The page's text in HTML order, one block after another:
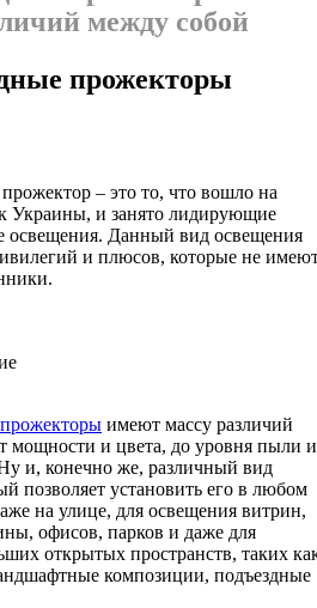
между собой
прожекторы
– это то, что вошло на
Украины, и занято лидирующие
освещения. Данный вид освещения
и плюсов, которые не
имеют массу различий
мощности и цвета, до уровня пыли и
и, конечно же, различный вид
позволяет установить его в любом
на улице, для освещения витрин,
офисов, парков и даже для
открытых пространств, таких
композиции, подъездные